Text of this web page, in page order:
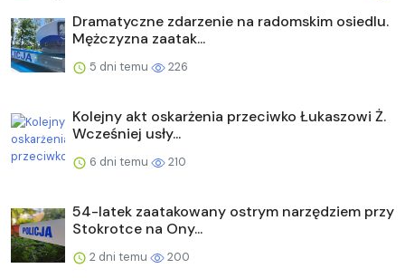
Dramatyczne zdarzenie na radomskim osiedlu.
Mężczyzna zaatak...
5 dni temu 226
Kolejny akt oskarżenia przeciwko Łukaszowi Ż.
Wcześniej usły...
6 dni temu 210
54-latek zaatakowany ostrym narzędziem przy
Stokrotce na Ony...
2 dni temu 200